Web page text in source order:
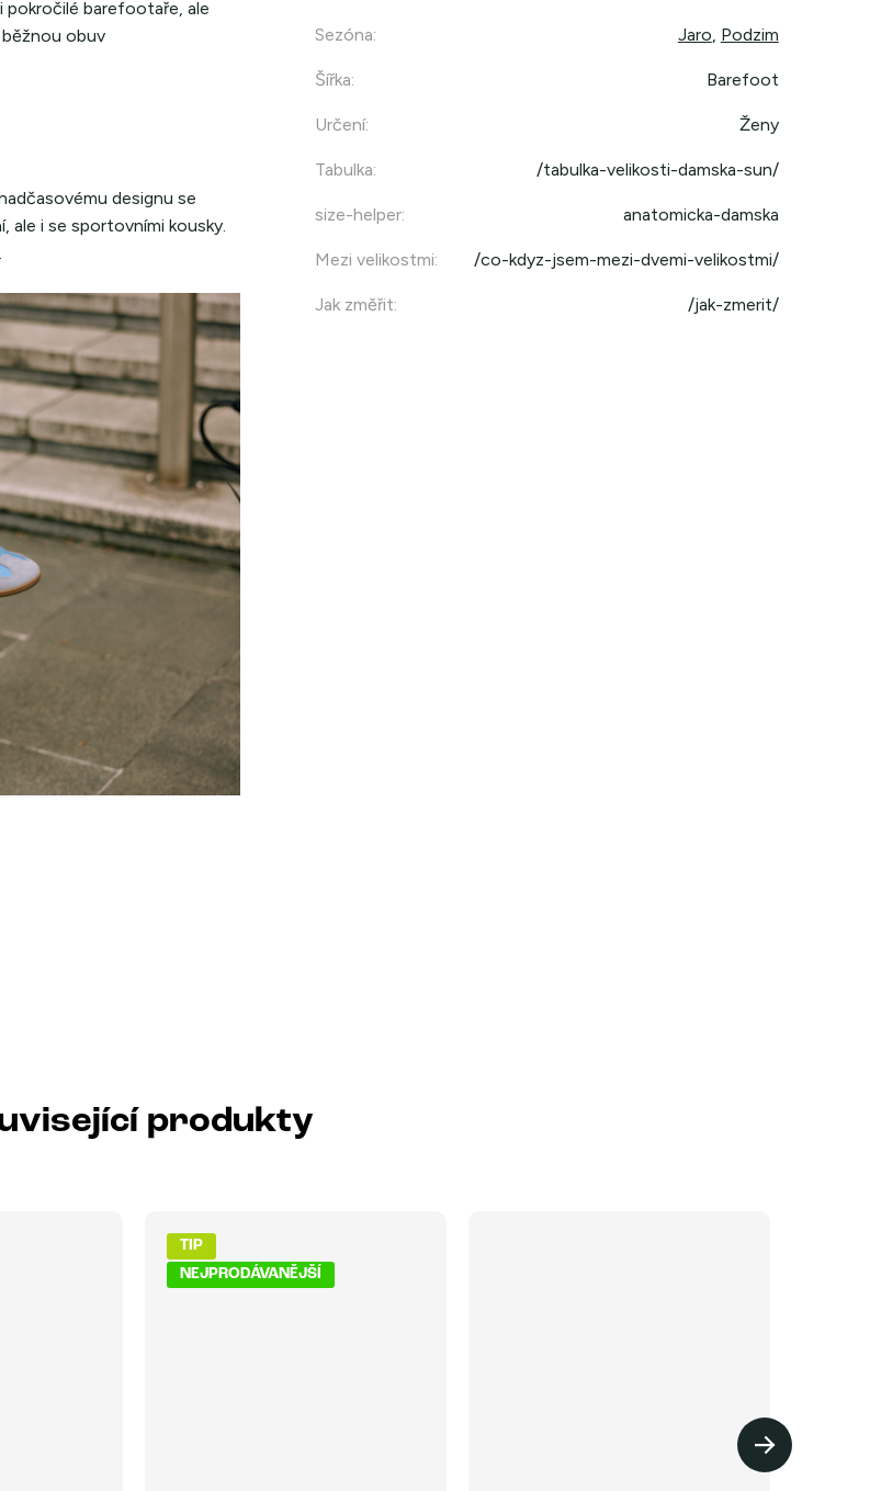
pokročilé barefootaře, ale
obuv
designu se
ale i se sportovními kousky.
Sezóna: Jaro Podzim
Šířka: Barefoot
Určení: Ženy
Tabulka: /tabulka-velikosti-damska-sun/
size-helper: anatomicka-damska
Mezi velikostmi: /co-kdyz-jsem-mezi-dvemi-velikostmi/
Jak změřit: /jak-zmerit/
produkty
TIP
NEJPRODÁVANĚJŠÍ